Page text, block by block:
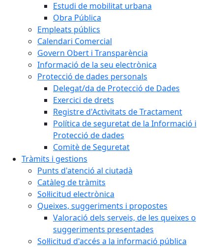
Estudi de mobilitat urbana
Obra Pública
Empleats públics
Calendari Comercial
Govern Obert i Transparència
Informació de la seu electrònica
Protecció de dades personals
Delegat/da de Protecció de Dades
Exercici de drets
Registre d'Activitats de Tractament
Política de seguretat de la Informació i
Protecció de dades
Comitè de Seguretat
Tràmits i gestions
Punts d'atenció al ciutadà
Catàleg de tràmits
Sol·licitud electrònica
Queixes, suggeriments i propostes
Valoració dels serveis, de les queixes o
suggeriments presentades
Sol·licitud d'accés a la informació pública